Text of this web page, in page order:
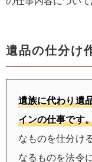
遺品の仕分け
遺族に代わり遺
インの仕事です
なものを仕分け
なるものを法令